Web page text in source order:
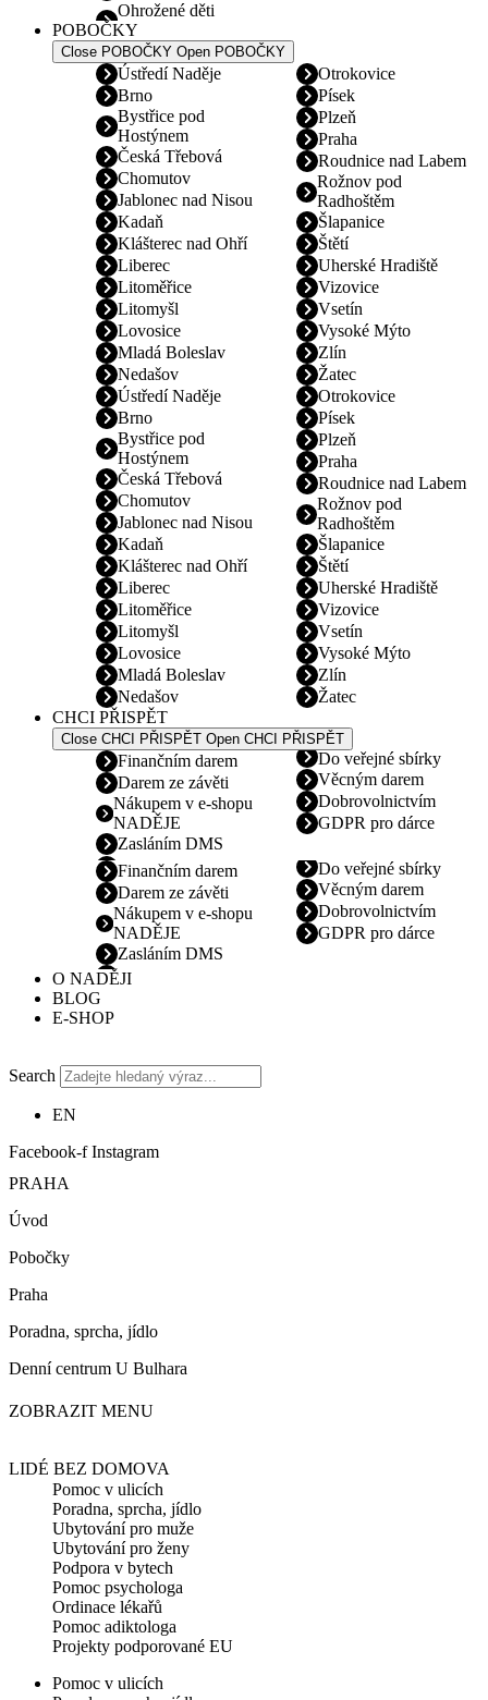
Ohrožené děti
POBOČKY
Close POBOČKY Open POBOČKY
Ústředí Naděje
Brno
Bystřice pod
Hostýnem
Česká Třebová
Chomutov
Jablonec nad Nisou
Kadaň
Klášterec nad Ohří
Liberec
Litoměřice
Litomyšl
Lovosice
Mladá Boleslav
Nedašov
Otrokovice
Písek
Plzeň
Praha
Roudnice nad Labem
Rožnov pod
Radhoštěm
Šlapanice
Štětí
Uherské Hradiště
Vizovice
Vsetín
Vysoké Mýto
Zlín
Žatec
Ústředí Naděje
Brno
Bystřice pod
Hostýnem
Česká Třebová
Chomutov
Jablonec nad Nisou
Kadaň
Klášterec nad Ohří
Liberec
Litoměřice
Litomyšl
Lovosice
Mladá Boleslav
Nedašov
Otrokovice
Písek
Plzeň
Praha
Roudnice nad Labem
Rožnov pod
Radhoštěm
Šlapanice
Štětí
Uherské Hradiště
Vizovice
Vsetín
Vysoké Mýto
Zlín
Žatec
CHCI PŘISPĚT
Close CHCI PŘISPĚT Open CHCI PŘISPĚT
Finančním darem
Darem ze závěti
Nákupem v e-shopu
NADĚJE
Zasláním DMS
Do veřejné sbírky
Věcným darem
Dobrovolnictvím
GDPR pro dárce
Finančním darem
Darem ze závěti
Nákupem v e-shopu
NADĚJE
Zasláním DMS
Do veřejné sbírky
Věcným darem
Dobrovolnictvím
GDPR pro dárce
O NADĚJI
BLOG
E-SHOP
Search
EN
Facebook-f Instagram
PRAHA
Úvod
Pobočky
Praha
Poradna, sprcha, jídlo
Denní centrum U Bulhara
ZOBRAZIT MENU
LIDÉ BEZ DOMOVA
Pomoc v ulicích
Poradna, sprcha, jídlo
Ubytování pro muže
Ubytování pro ženy
Podpora v bytech
Pomoc psychologa
Ordinace lékařů
Pomoc adiktologa
Projekty podporované EU
Pomoc v ulicích